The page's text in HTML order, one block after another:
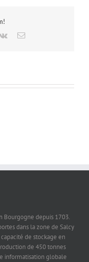
Vk Email
Bourgogne depuis 1703.
dans la zone de Salcy
de stockage en
de 450 tonnes
informatisation globale